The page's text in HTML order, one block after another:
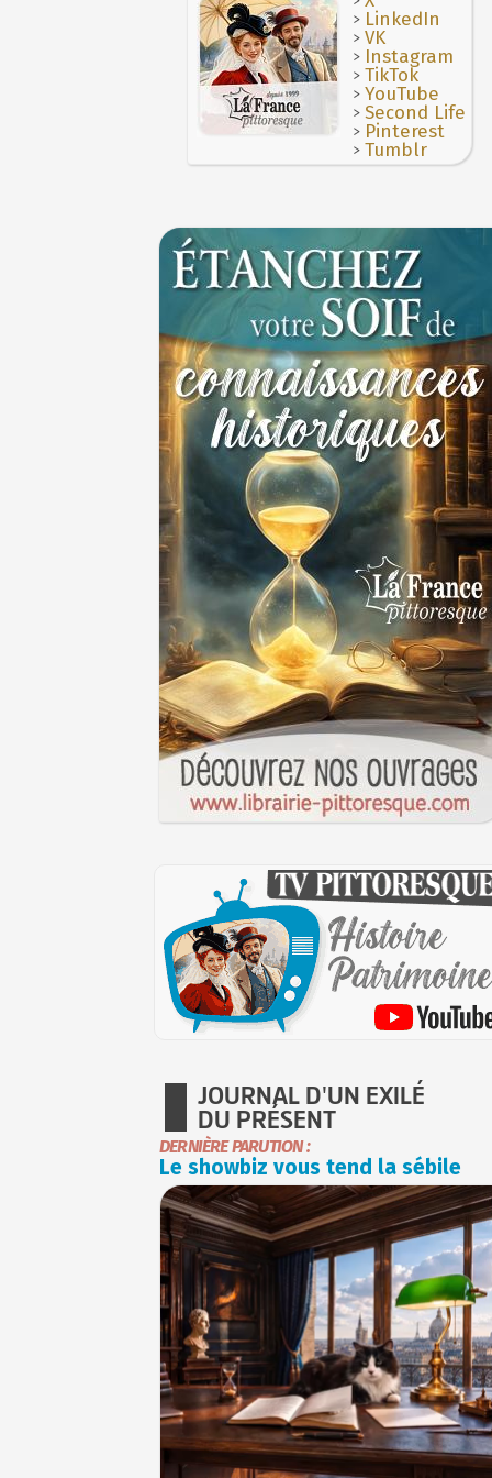
JOURNAL D'UN EXILÉ
DU PRÉSENT
DERNIÈRE PARUTION :
Le showbiz vous tend la sébile
Thérapeutique alcoolique au Moyen Âge
> LinkedIn
>VK
> Instagram
>TikTok
>YouTube
>Second Life
> Pinterest
>Tumblr